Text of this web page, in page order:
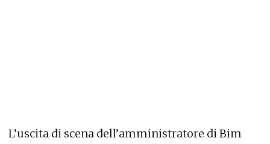
L’uscita di scena dell’amministratore di Bim